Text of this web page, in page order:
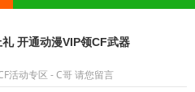
开通动漫VIP领CF武器
活动专区 - C哥 请您留言